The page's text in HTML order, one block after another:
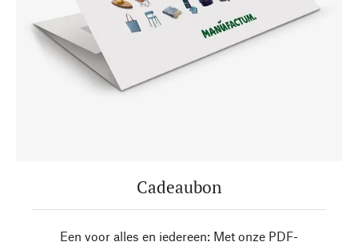
Cadeaubon
Een voor alles en iedereen: Met onze PDF-